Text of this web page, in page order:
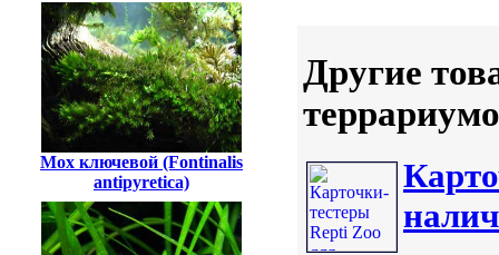
Мох ключевой (Fontinalis
antipyretica)
Другие